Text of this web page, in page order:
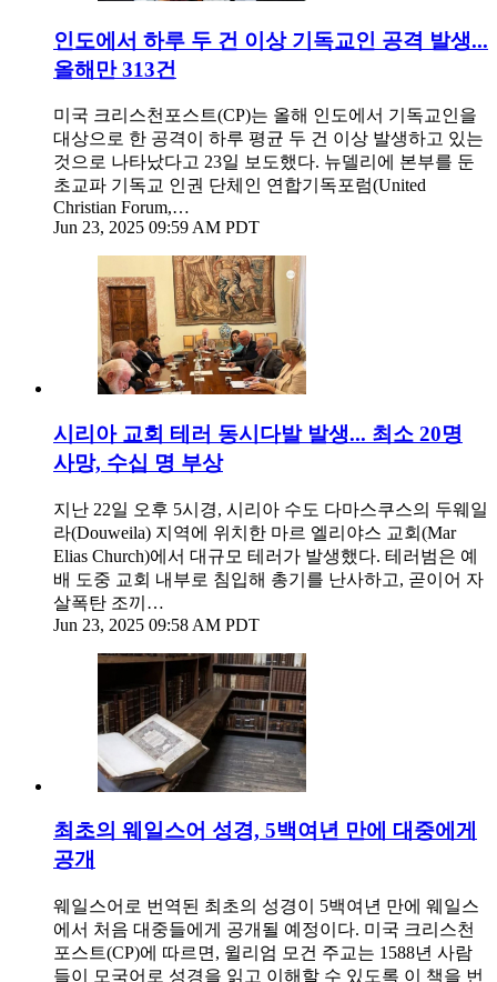
인도에서 하루 두 건 이상 기독교인 공격 발생...
올해만 313건
미국 크리스천포스트(CP)는 올해 인도에서 기독교인을
대상으로 한 공격이 하루 평균 두 건 이상 발생하고 있는
것으로 나타났다고 23일 보도했다. 뉴델리에 본부를 둔
초교파 기독교 인권 단체인 연합기독포럼(United
Christian Forum,…
Jun 23, 2025 09:59 AM PDT
시리아 교회 테러 동시다발 발생... 최소 20명
사망, 수십 명 부상
지난 22일 오후 5시경, 시리아 수도 다마스쿠스의 두웨일
라(Douweila) 지역에 위치한 마르 엘리야스 교회(Mar
Elias Church)에서 대규모 테러가 발생했다. 테러범은 예
배 도중 교회 내부로 침입해 총기를 난사하고, 곧이어 자
살폭탄 조끼…
Jun 23, 2025 09:58 AM PDT
최초의 웨일스어 성경, 5백여년 만에 대중에게
공개
웨일스어로 번역된 최초의 성경이 5백여년 만에 웨일스
에서 처음 대중들에게 공개될 예정이다. 미국 크리스천
포스트(CP)에 따르면, 윌리엄 모건 주교는 1588년 사람
들이 모국어로 성경을 읽고 이해할 수 있도록 이 책을 번